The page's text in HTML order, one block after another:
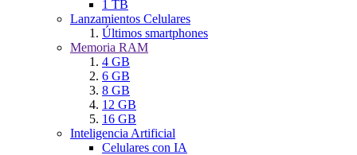
1 TB
Lanzamientos Celulares
Últimos smartphones
Memoria RAM
4 GB
6 GB
8 GB
12 GB
16 GB
Inteligencia Artificial
Celulares con IA